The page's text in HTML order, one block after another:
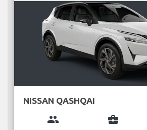
NISSAN QASHQAI
group business_center